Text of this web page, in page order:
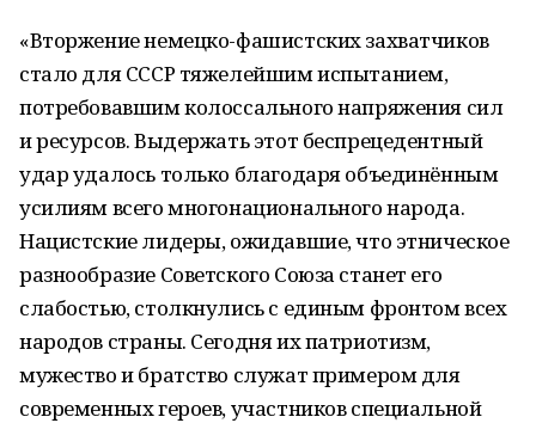
«Вторжение немецко-фашистских захватчиков
стало для СССР тяжелейшим испытанием,
потребовавшим колоссального напряжения сил
и ресурсов. Выдержать этот беспрецедентный
удар удалось только благодаря объединённым
усилиям всего многонационального народа.
Нацистские лидеры, ожидавшие, что этническое
разнообразие Советского Союза станет его
слабостью, столкнулись с единым фронтом всех
народов страны. Сегодня их патриотизм,
мужество и братство служат примером для
современных героев, участников специальной